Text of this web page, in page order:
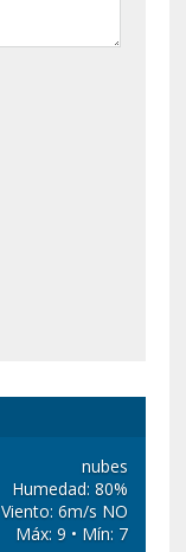
nubes
Humedad: 80%
Viento: 6m/s NO
Máx: 9 • Mín: 7